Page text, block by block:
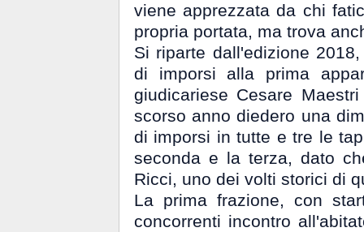
viene apprezzata da chi
propria portata, ma trova
Si riparte dall'edizione
di imporsi alla prima
giudicariese Cesare
scorso anno diedero una
di imporsi in tutte e tre le
seconda e la terza, dato
Ricci, uno dei volti storici di
La prima frazione, con
concorrenti incontro